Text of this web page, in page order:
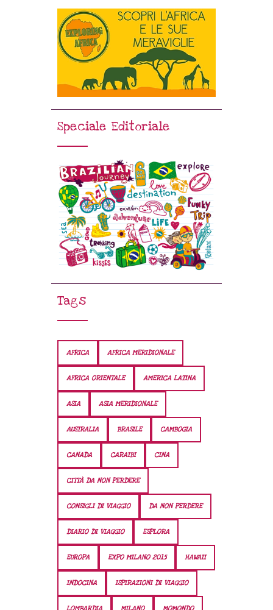
Speciale Editoriale
Tags
AFRICA AFRICA MERIDIONALE
AFRICA ORIENTALE AMERICA LATINA
ASIA ASIA MERIDIONALE
AUSTRALIA BRASILE CAMBOGIA
CANADA CARAIBI CINA
CITTÀ DA NON PERDERE
CONSIGLI DI VIAGGIO DA NON PERDERE
DIARIO DI VIAGGIO ESPLORA
EUROPA EXPO MILANO 2015 HAWAII
INDOCINA ISPIRAZIONI DI VIAGGIO